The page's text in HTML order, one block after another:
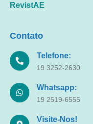
RevistAE
Contato
Telefone:
19 3252-2630
Whatsapp:
19 2519-6555
Visite-Nos!